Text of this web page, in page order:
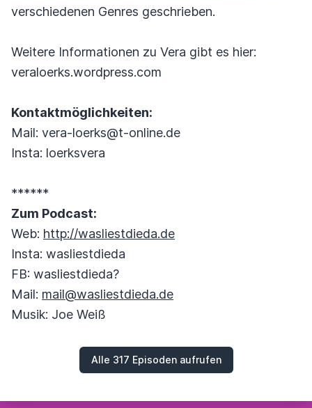
verschiedenen Genres geschrieben.
Weitere Informationen zu Vera gibt es hier:
veraloerks.wordpress.com
Kontaktmöglichkeiten:
Mail: vera-loerks@t-online.de
Insta: loerksvera
******
Zum Podcast:
Web: http://wasliestdieda.de
Insta: wasliestdieda
FB: wasliestdieda?
Mail: mail@wasliestdieda.de
Musik: Joe Weiß
Alle 317 Episoden aufrufen